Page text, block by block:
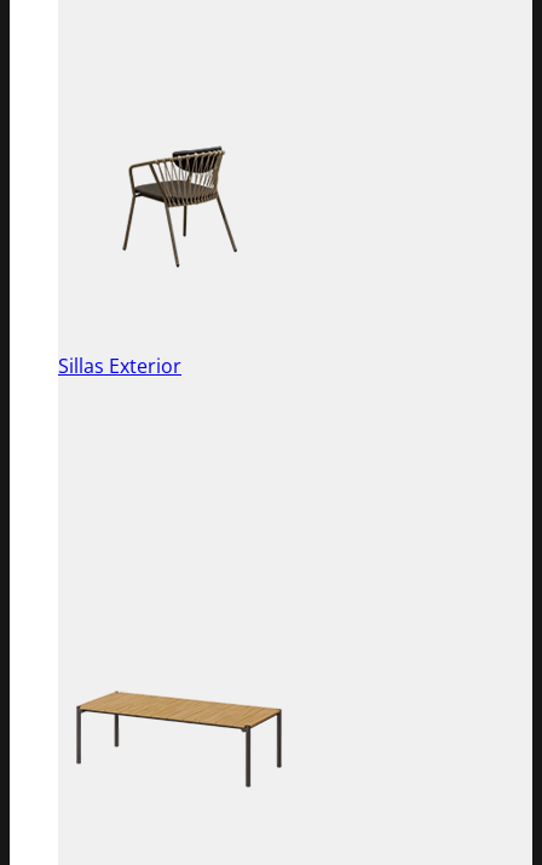
Sillas Exterior